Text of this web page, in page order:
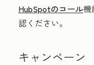
HubSpotのコール機
認ください。
キャンペーン